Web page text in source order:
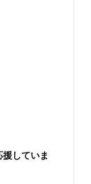
していま